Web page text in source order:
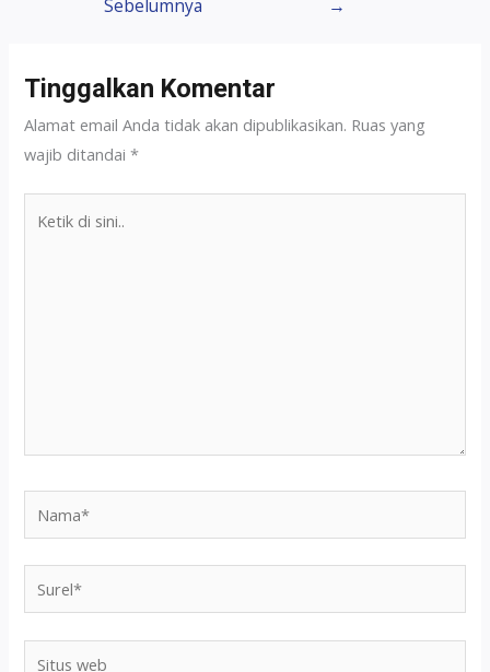
Sebelumnya
→
Tinggalkan Komentar
Alamat email Anda tidak akan dipublikasikan. Ruas yang
wajib ditandai*